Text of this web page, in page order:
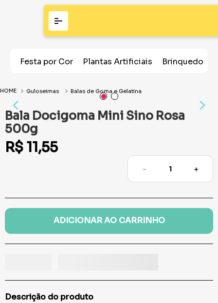
Festa por Cor Plantas Artificiais Brinquedos
Guloseimas Balas de Goma e Gelatina
Bala Docigoma Mini Sino Rosa
500g
R$ 11,55
＋
－
ADICIONAR AO CARRINHO
Descrição do produto